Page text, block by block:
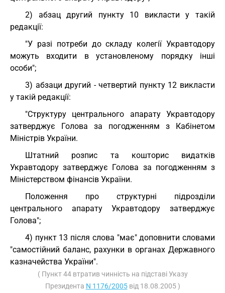
2) абзац другий пункту 10 викласти у такій
редакції:
"У разі потреби до складу колегії Укравтодору
можуть входити в установленому порядку інші
особи";
3) абзаци другий - четвертий пункту 12 викласти
у такій редакції:
"Структуру центрального апарату Укравтодору
затверджує Голова за погодженням з Кабінетом
Міністрів України.
Штатний розпис та кошторис видатків
Укравтодору затверджує Голова за погодженням з
Міністерством фінансів України.
Положення про структурні підрозділи
центрального апарату Укравтодору затверджує
Голова";
4) пункт 13 після слова "має" доповнити словами
"самостійний баланс, рахунки в органах Державного
казначейства України".
( Пункт 44 втратив чинність на підставі Указу
Президента N 1176/2005від 18.08.2005 )